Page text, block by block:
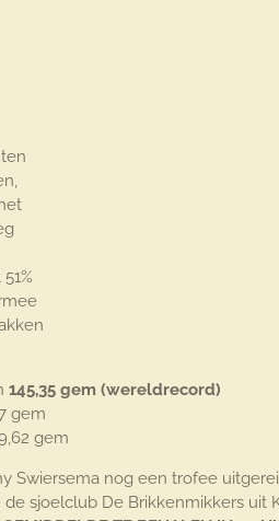
145,35 gem (wereldrecord)
gem
gem
Swiersema nog een trofee
sjoelclub De Brikkenmikkers